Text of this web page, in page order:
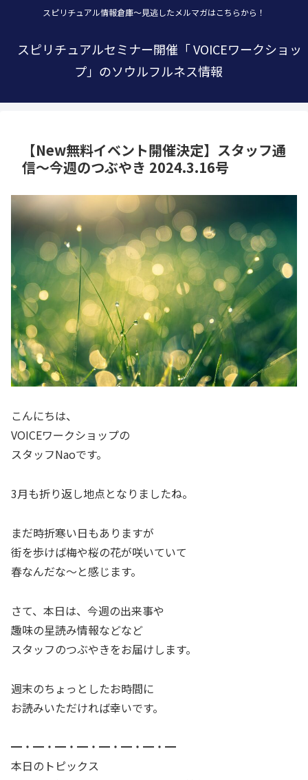
スピリチュアル情報倉庫～見逃したメルマガはこちらから！
スピリチュアルセミナー開催「 VOICEワークショッ
プ」のソウルフルネス情報
【New無料イベント開催決定】スタッフ通
信～今週のつぶやき 2024.3.16号
こんにちは、
VOICEワークショップの
スタッフNaoです。
3月も折り返し地点となりましたね。
まだ時折寒い日もありますが
街を歩けば梅や桜の花が咲いていて
春なんだな～と感じます。
さて、本日は、今週の出来事や
趣味の星読み情報などなど
スタッフのつぶやきをお届けします。
週末のちょっとしたお時間に
お読みいただければ幸いです。
━・━・━・━・━・━・━・━
本日のトピックス